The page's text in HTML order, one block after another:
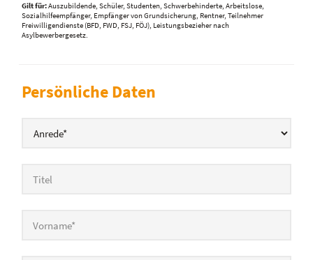
Gilt für:Auszubildende, Schüler, Studenten, Schwerbehinderte, Arbeitslose,
Sozialhilfeempfänger, Empfänger von Grundsicherung, Rentner, Teilnehmer
Freiwilligendienste (BFD, FWD, FSJ, FÖJ), Leistungsbezieher nach
Asylbewerbergesetz.
Persönliche Daten